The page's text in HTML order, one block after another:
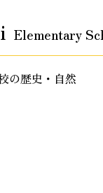
Elementary
の歴史・自然